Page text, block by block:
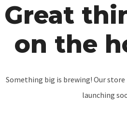
Great
on the
Something big is brewing! Our
launching